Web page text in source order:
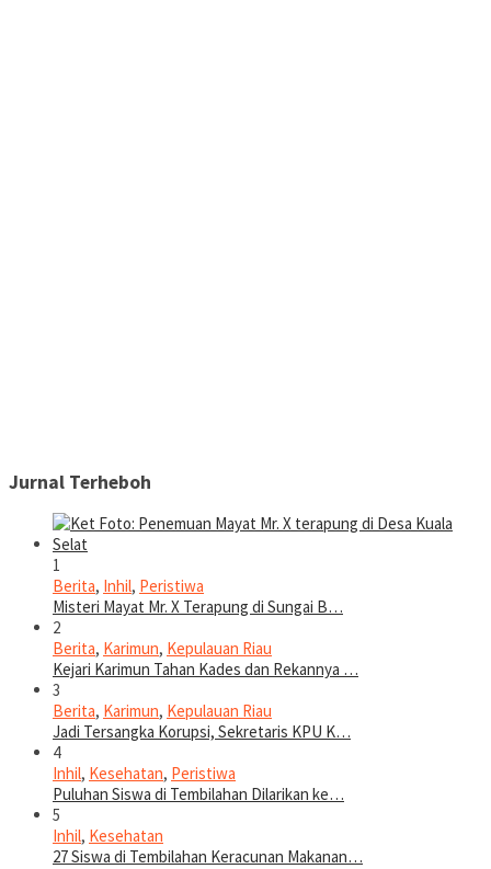
Jurnal Terheboh
1
Berita, Inhil, Peristiwa
Misteri Mayat Mr. X Terapung di Sungai B…
2
Berita, Karimun, Kepulauan Riau
Kejari Karimun Tahan Kades dan Rekannya …
3
Berita, Karimun, Kepulauan Riau
Jadi Tersangka Korupsi, Sekretaris KPU K…
4
Inhil, Kesehatan, Peristiwa
Puluhan Siswa di Tembilahan Dilarikan ke…
5
Inhil, Kesehatan
27 Siswa di Tembilahan Keracunan Makanan…